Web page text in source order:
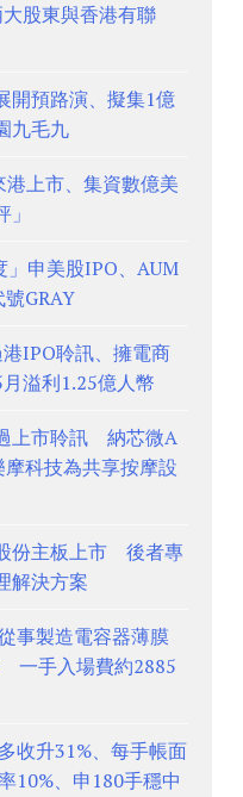
股東與香港有聯
開預路演、擬集1億
九毛九
上市、集資數億美
」申美股IPO、AUM
GRAY
IPO聆訊、擁電商
溢利1.25億人幣
上市聆訊 納芯微A
科技為共享按摩設
份主板上市 後者專
解決方案
事製造電容器薄膜
一手入場費約2885
收升31%、每手帳面
10%、申180手穩中